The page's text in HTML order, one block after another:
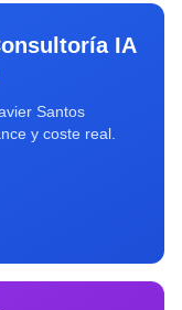
IA
Santos
y coste real.